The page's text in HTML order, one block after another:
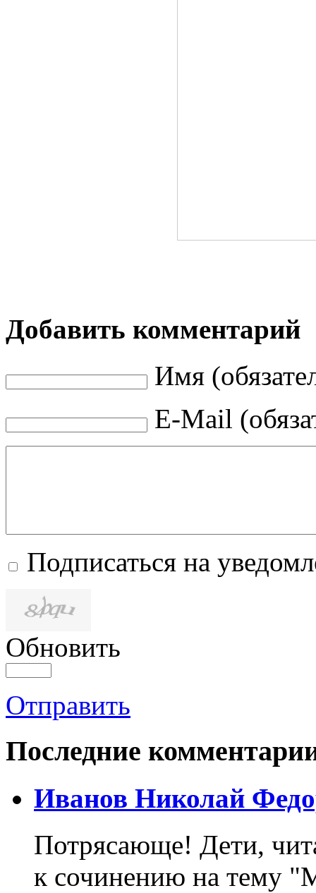
Добавить комментарий
Имя
E-Mail
Подписаться на
Обновить
Отправить
Последние
Иванов Николай
Потрясающе! Дети,
к сочинению на тему